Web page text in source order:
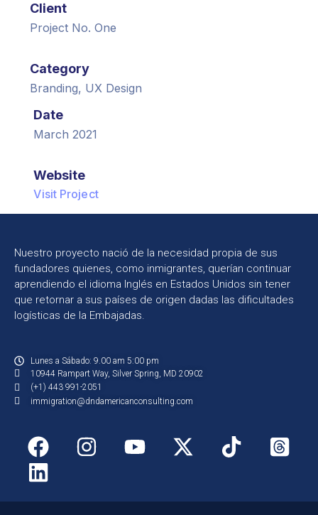
Client
Project No. One
Category
Branding, UX Design
Date
March 2021
Website
Visit Project
Nuestro proyecto nació de la necesidad propia de sus
fundadores quienes, como inmigrantes, querían continuar
aprendiendo el idioma Inglés en Estados Unidos sin tener
que retornar a sus países de origen dadas las dificultades
logísticas de la Embajadas.
Lunes a Sábado: 9.00 am 5:00 pm
10944 Rampart Way, Silver Spring, MD 20902
(+1) 443 991-2051
immigration@dndamericanconsulting.com